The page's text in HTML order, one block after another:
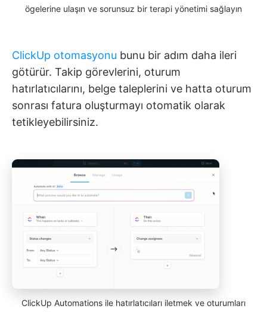
ögelerine ulaşın ve sorunsuz bir terapi yönetimi sağlayın
ClickUp otomasyonu bunu bir adım daha ileri
götürür. Takip görevlerini, oturum
hatırlatıcılarını, belge taleplerini ve hatta oturum
sonrası fatura oluşturmayı otomatik olarak
tetikleyebilirsiniz.
ClickUp Automations ile hatırlatıcıları iletmek ve oturumları